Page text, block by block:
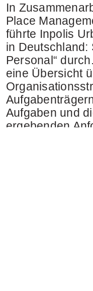
In
Place
führte Inpolis
in Deutschland:
Personal“
eine Übersicht
Aufgaben und
ergebenden